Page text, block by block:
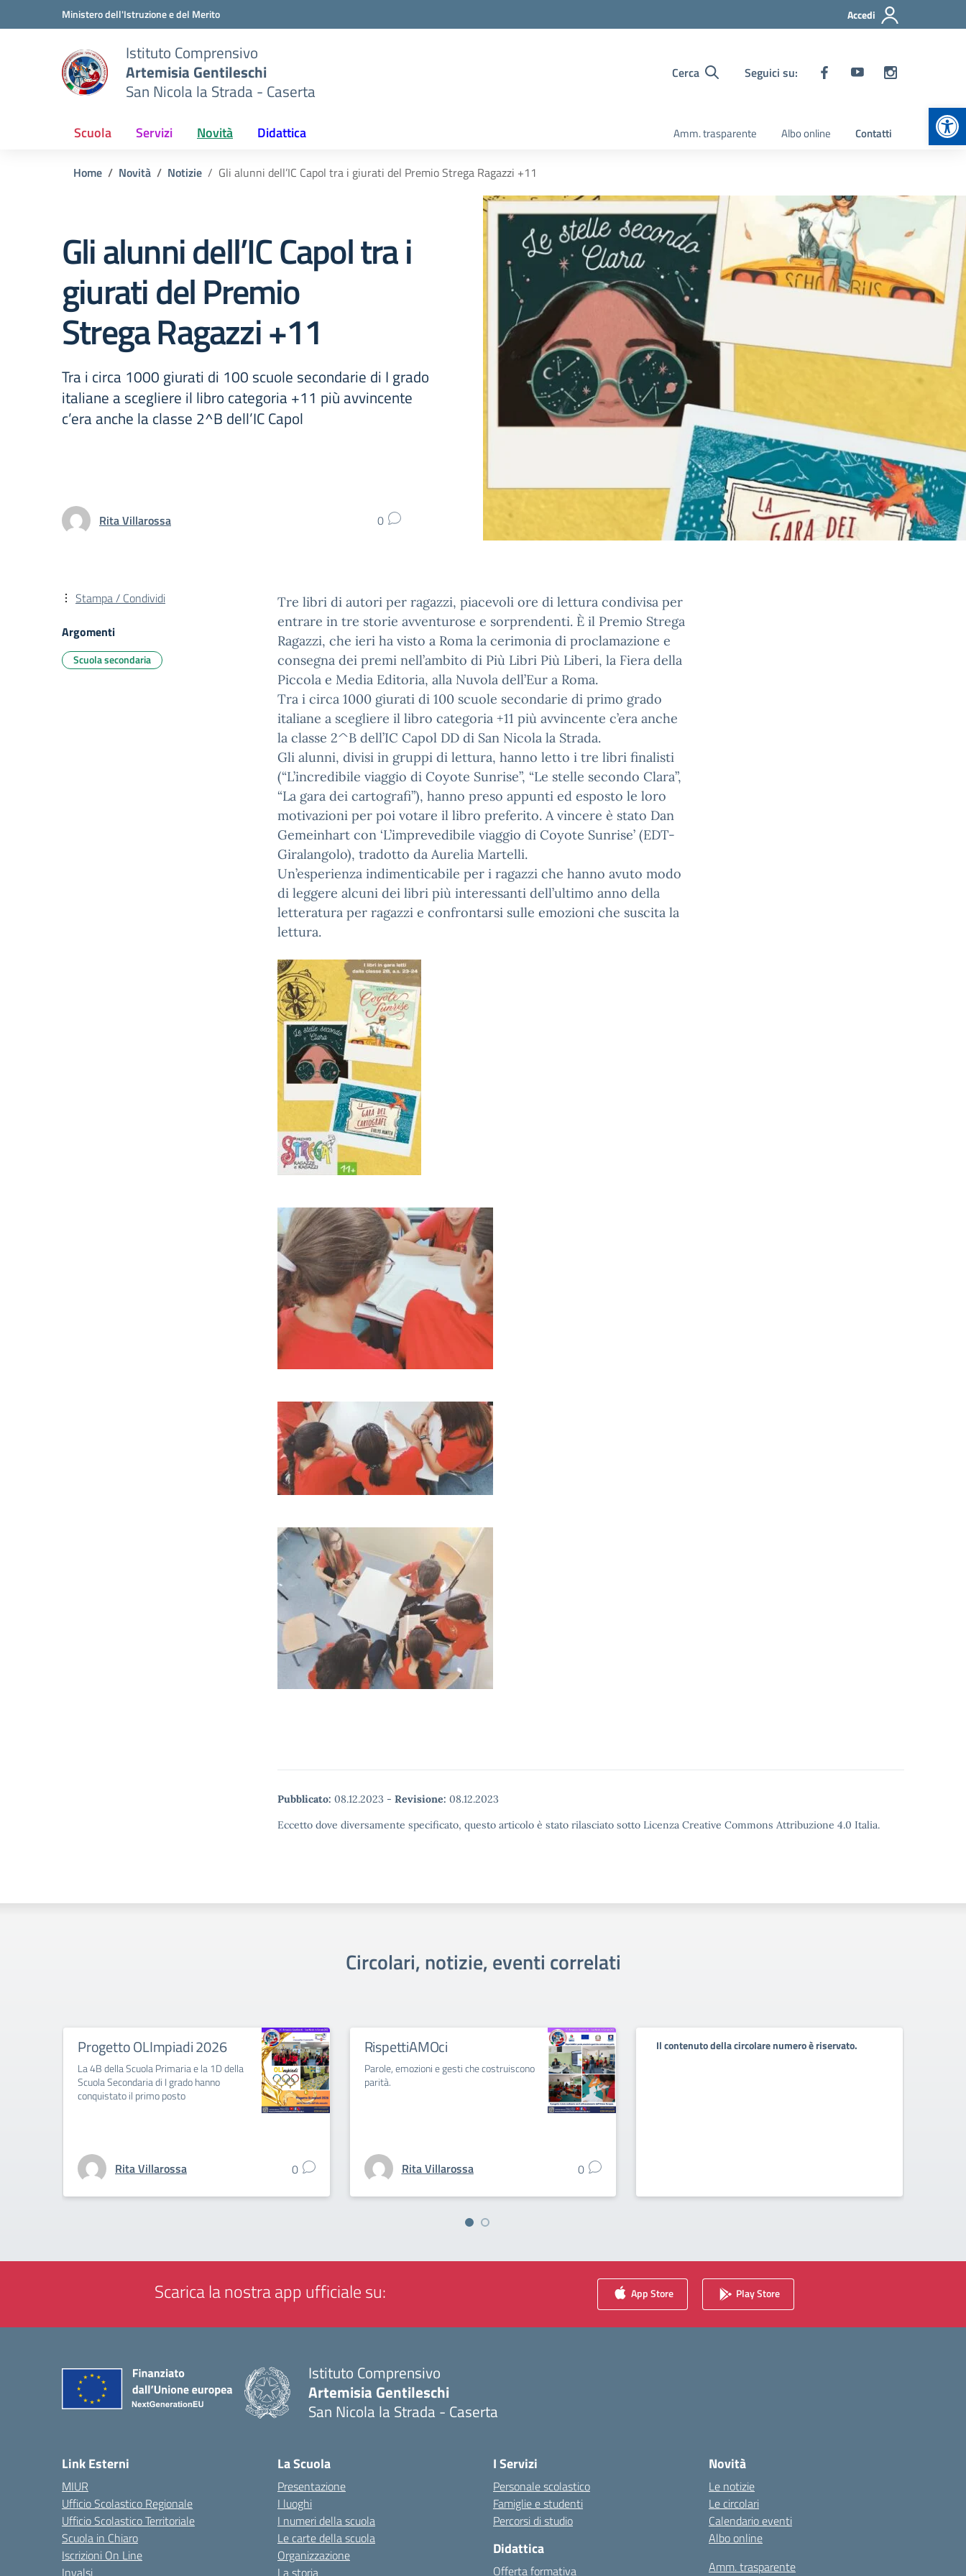
Vai ai contenuti
Vai al menu di navigazioneMinistero dell'Istruzione e del Merito Accedi
Istituto Comprensivo
Artemisia Gentileschi
San Nicola la Strada - Caserta
Cerca Seguici su:
Scuola Servizi Novità Didattica Amm. trasparente Albo online Contatti
Home Novità Notizie Gli alunni dell’IC Capol tra i giurati del Premio Strega Ragazzi +11
Gli alunni dell’IC Capol tra i
giurati del Premio
Strega Ragazzi +11
Tra i circa 1000 giurati di 100 scuole secondarie di I grado
italiane a scegliere il libro categoria +11 più avvincente
c’era anche la classe 2^B dell’IC Capol
Rita Villarossa 0
Tre libri di autori per ragazzi, piacevoli ore di lettura condivisa per
entrare in tre storie avventurose e sorprendenti. È il Premio Strega
Ragazzi, che ieri ha visto a Roma la cerimonia di proclamazione e
consegna dei premi nell’ambito di Più Libri Più Liberi, la Fiera della
Piccola e Media Editoria, alla Nuvola dell’Eur a Roma.
Tra i circa 1000 giurati di 100 scuole secondarie di primo grado
italiane a scegliere il libro categoria +11 più avvincente c’era anche
la classe 2^B dell’IC Capol DD di San Nicola la Strada.
Gli alunni, divisi in gruppi di lettura, hanno letto i tre libri finalisti
(“L’incredibile viaggio di Coyote Sunrise”, “Le stelle secondo Clara”,
“La gara dei cartografi”), hanno preso appunti ed esposto le loro
motivazioni per poi votare il libro preferito. A vincere è stato Dan
Gemeinhart con ‘L’imprevedibile viaggio di Coyote Sunrise’ (EDT-
Giralangolo), tradotto da Aurelia Martelli.
Un’esperienza indimenticabile per i ragazzi che hanno avuto modo
di leggere alcuni dei libri più interessanti dell’ultimo anno della
letteratura per ragazzi e confrontarsi sulle emozioni che suscita la
lettura.
Pubblicato: 08.12.2023 - Revisione: 08.12.2023
Eccetto dove diversamente specificato, questo articolo è stato rilasciato sotto Licenza Creative Commons Attribuzione 4.0 Italia.
Stampa / Condividi
Argomenti
Scuola secondaria
Circolari, notizie, eventi correlati
Progetto OLImpiadi 2026
La 4B della Scuola Primaria e la 1D della
Scuola Secondaria di I grado hanno
conquistato il primo posto
Rita Villarossa 0
RispettiAMOci
Parole, emozioni e gesti che costruiscono
parità.
Rita Villarossa 0
Il contenuto della circolare numero è riservato.
Scarica la nostra app ufficiale su: App Store Play Store
Istituto Comprensivo
Artemisia Gentileschi
San Nicola la Strada - Caserta
Link Esterni
MIUR
Ufficio Scolastico Regionale
Ufficio Scolastico Territoriale
Scuola in Chiaro
Iscrizioni On Line
Invalsi
La Scuola
Presentazione
I luoghi
I numeri della scuola
Le carte della scuola
Organizzazione
La storia
I Servizi
Personale scolastico
Famiglie e studenti
Percorsi di studio
Didattica
Offerta formativa
Novità
Le notizie
Le circolari
Calendario eventi
Albo online
Amm. trasparente